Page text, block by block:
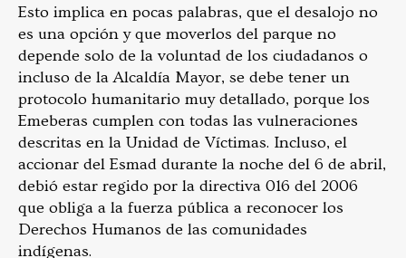
Esto implica en pocas palabras, que el desalojo no
es una opción y que moverlos del parque no
depende solo de la voluntad de los ciudadanos o
incluso de la Alcaldía Mayor, se debe tener un
protocolo humanitario muy detallado, porque los
Emeberas cumplen con todas las vulneraciones
descritas en la Unidad de Víctimas. Incluso, el
accionar del Esmad durante la noche del 6 de abril,
debió estar regido por la directiva 016 del 2006
que obliga a la fuerza pública a reconocer los
Derechos Humanos de las comunidades
indígenas.